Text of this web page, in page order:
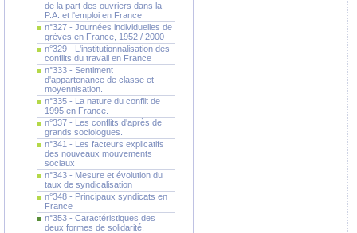
de la part des ouvriers dans la
P.A. et l'emploi en France
n°327 - Journées individuelles de
grèves en France, 1952 / 2000
n°329 - L'institutionnalisation des
conflits du travail en France
n°333 - Sentiment
d'appartenance de classe et
moyennisation.
n°335 - La nature du conflit de
1995 en France.
n°337 - Les conflits d'après de
grands sociologues.
n°341 - Les facteurs explicatifs
des nouveaux mouvements
sociaux
n°343 - Mesure et évolution du
taux de syndicalisation
n°348 - Principaux syndicats en
France
n°353 - Caractéristiques des
deux formes de solidarité.